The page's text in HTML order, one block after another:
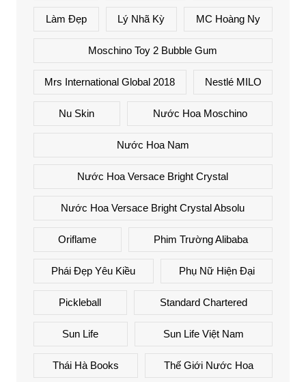
Làm Đẹp Lý Nhã Kỳ MC Hoàng Ny
Moschino Toy 2 Bubble Gum
Mrs International Global 2018 Nestlé MILO
Nu Skin Nước Hoa Moschino
Nước Hoa Nam
Nước Hoa Versace Bright Crystal
Nước Hoa Versace Bright Crystal Absolu
Oriflame Phim Trường Alibaba
Phái Đẹp Yêu Kiều Phụ Nữ Hiện Đại
Pickleball Standard Chartered
Sun Life Sun Life Việt Nam
Thái Hà Books Thế Giới Nước Hoa